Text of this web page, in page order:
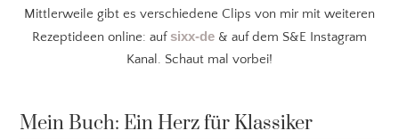
Mittlerweile gibt es verschiedene Clips von mir mit weiteren
Rezeptideen online: auf sixx-de & auf dem S&E Instagram
Kanal. Schaut mal vorbei!
Mein Buch: Ein Herz für Klassiker